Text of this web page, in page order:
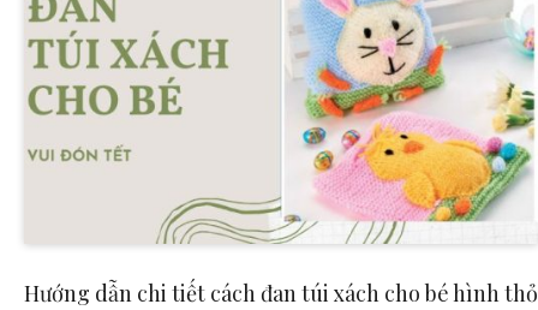
Hướng dẫn chi tiết cách đan túi xách cho bé hình thỏ